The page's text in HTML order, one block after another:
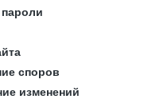
споров
изменений